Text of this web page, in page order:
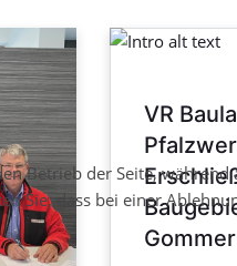
VR
Betrieb der Seite,
Sie, dass bei einer